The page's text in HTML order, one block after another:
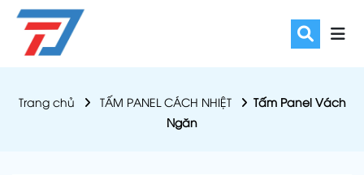
Trang chủ TẤM PANEL CÁCH NHIỆT
Tấm Panel Vách
Ngăn